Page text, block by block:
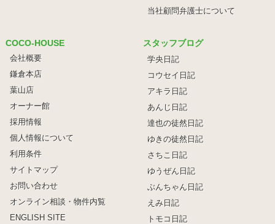
当社顧問弁護士について
COCO-HOUSE
会社概要
鎌倉本店
葉山店
オーナー館
採用情報
個人情報について
利用条件
サイトマップ
お問い合わせ
オンライン相談・物件内覧
ENGLISH SITE
スタッフブログ
学央日記
コウセイ日記
アキラ日記
あんじ日記
達也の徒然日記
ゆきの徒然日記
さちこ日記
ゆうぜん日記
ぶんちゃん日記
えみ日記
トモコ日記